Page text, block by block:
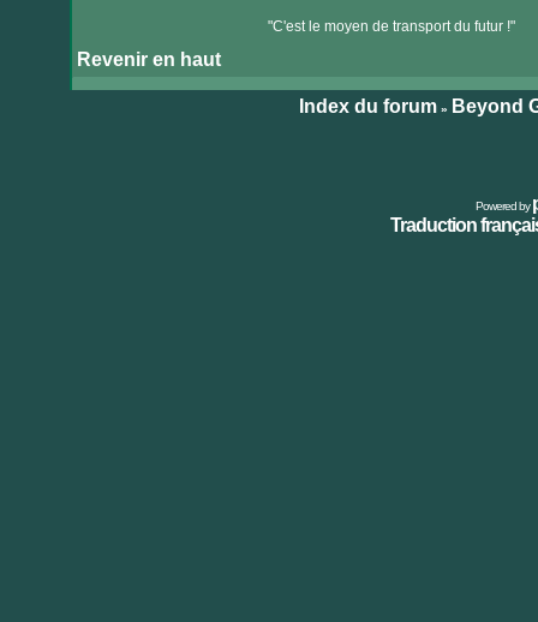
"C'est le moyen de transport du futur !"
Revenir en haut
Index du forum» Beyond
Powered by
Traduction